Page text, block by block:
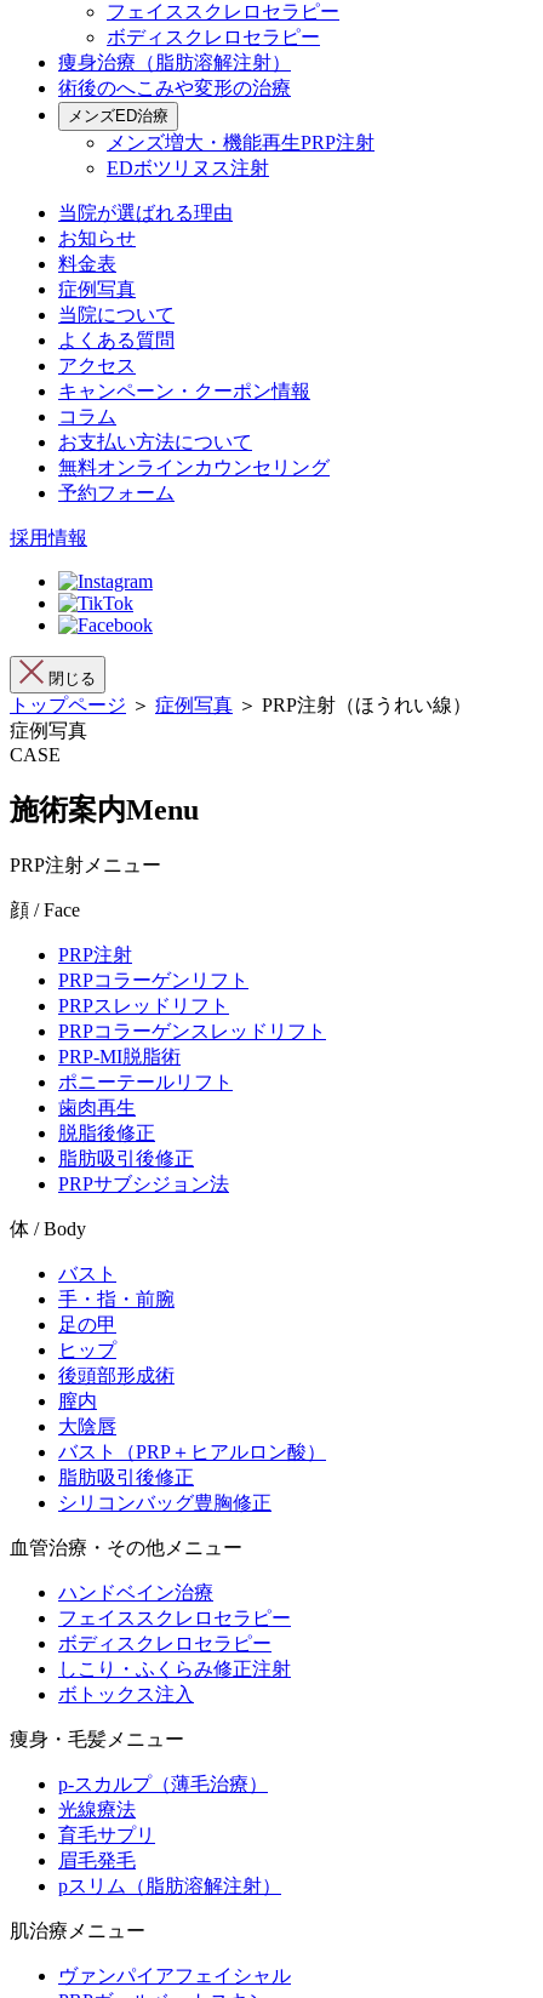
フェイススクレロセラピー
ボディスクレロセラピー
痩身治療（脂肪溶解注射）
術後のへこみや変形の治療
メンズED治療
メンズ増大・機能再生PRP注射
EDボツリヌス注射
当院が選ばれる理由
お知らせ
料金表
症例写真
当院について
よくある質問
アクセス
キャンペーン・クーポン情報
コラム
お支払い方法について
無料オンラインカウンセリング
予約フォーム
採用情報
閉じる
トップページ ＞ 症例写真 ＞ PRP注射（ほうれい線）
症例写真
CASE
施術案内Menu
PRP注射メニュー
顔 / Face
PRP注射
PRPコラーゲンリフト
PRPスレッドリフト
PRPコラーゲンスレッドリフト
PRP-MI脱脂術
ポニーテールリフト
歯肉再生
脱脂後修正
脂肪吸引後修正
PRPサブシジョン法
体 / Body
バスト
手・指・前腕
足の甲
ヒップ
後頭部形成術
膣内
大陰唇
バスト（PRP＋ヒアルロン酸）
脂肪吸引後修正
シリコンバッグ豊胸修正
血管治療・その他メニュー
ハンドベイン治療
フェイススクレロセラピー
ボディスクレロセラピー
しこり・ふくらみ修正注射
ボトックス注入
痩身・毛髪メニュー
p-スカルプ（薄毛治療）
光線療法
育毛サプリ
眉毛発毛
pスリム（脂肪溶解注射）
肌治療メニュー
ヴァンパイアフェイシャル